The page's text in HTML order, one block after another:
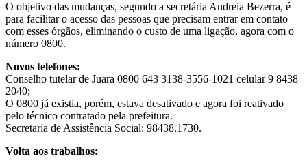
O objetivo das mudanças, segundo a secretária Andreia Bezerra, é
para facilitar o acesso das pessoas que precisam entrar em contato
com esses órgãos, eliminando o custo de uma ligação, agora com o
número 0800.
Novos telefones:
Conselho tutelar de Juara 0800 643 3138-3556-1021 celular 9 8438
2040;
O 0800 já existia, porém, estava desativado e agora foi reativado
pelo técnico contratado pela prefeitura.
Secretaria de Assistência Social: 98438.1730.
Volta aos trabalhos: